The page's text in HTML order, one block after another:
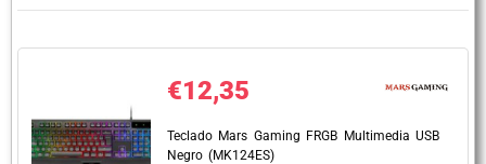
€12,35
Teclado Mars Gaming FRGB Multimedia USB
Negro (MK124ES)